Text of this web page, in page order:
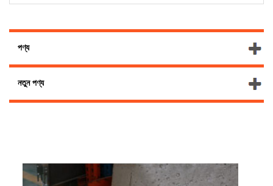
পণ্য
নতুন পণ্য